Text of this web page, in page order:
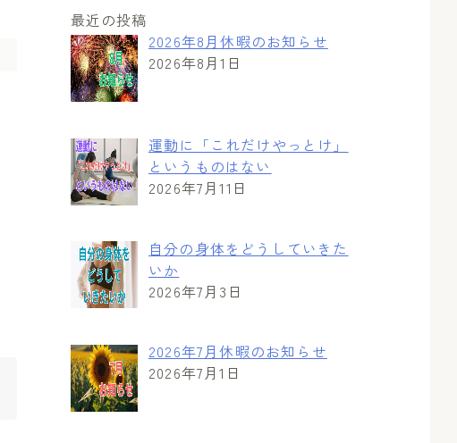
最近の投稿
2026年8月休暇のお知らせ
2026年8月1日
運動に「これだけやっとけ」
というものはない
2026年7月11日
自分の身体をどうしていきた
いか
2026年7月3日
2026年7月休暇のお知らせ
2026年7月1日